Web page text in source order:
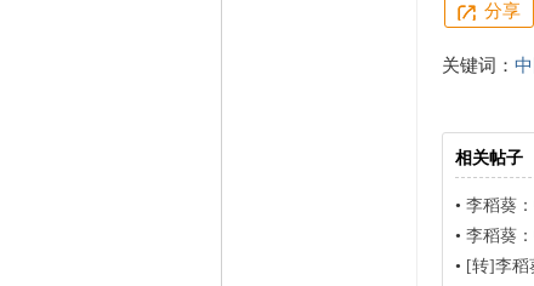
分享
关键词：
相关帖子
• 李稻葵
• 李稻葵
• [转]李稻